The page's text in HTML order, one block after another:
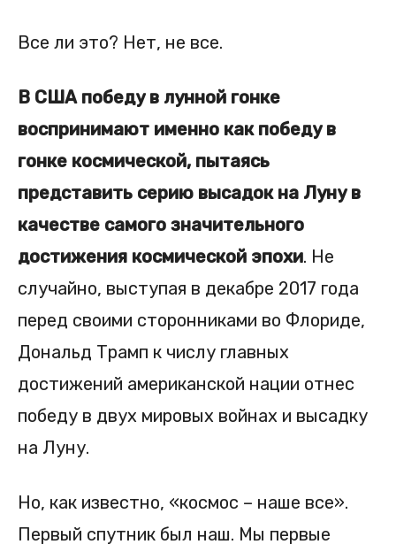
Все ли это? Нет, не все.
В США победу в лунной гонке
воспринимают именно как победу в
гонке космической, пытаясь
представить серию высадок на Луну в
качестве самого значительного
достижения космической эпохи. Не
случайно, выступая в декабре 2017 года
перед своими сторонниками во Флориде,
Дональд Трамп к числу главных
достижений американской нации отнес
победу в двух мировых войнах и высадку
на Луну.
Но, как известно, «космос – наше все».
Первый спутник был наш. Мы первые